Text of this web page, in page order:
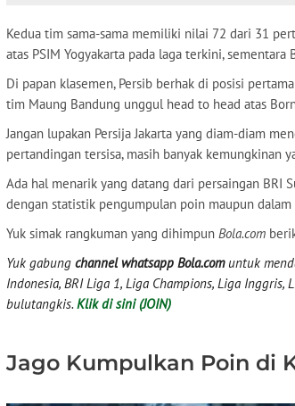
Kedua tim sama-sama memiliki nilai 72 dari 31
atas PSIM Yogyakarta pada laga terkini,
Di papan klasemen, Persib berhak di posisi
tim Maung Bandung unggul head to head atas
Jangan lupakan Persija Jakarta yang diam-diam
pertandingan tersisa, masih banyak kemungkinan
Ada hal menarik yang datang dari persaingan BRI
dengan statistik pengumpulan poin maupun
Yuk simak rangkuman yang dihimpun Bola.com
Yuk gabung channel whatsapp Bola.comuntuk
Indonesia, BRI Liga 1, Liga Champions, Liga Inggris,
bulutangkis. Klik di sini (JOIN)
Jago Kumpulkan Poin di